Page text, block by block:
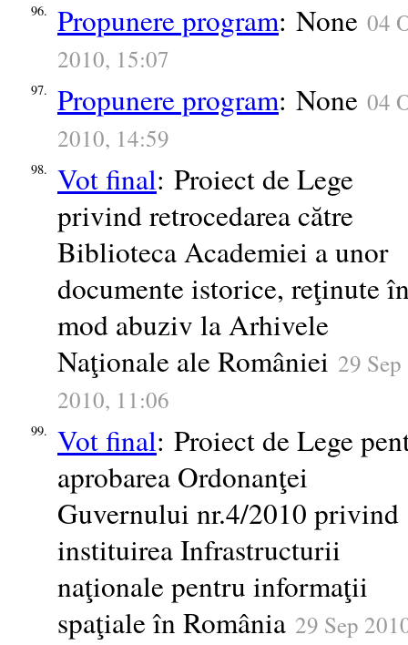
96. Propunere program: None 04
2010, 15:07
97. Propunere program: None 04
2010, 14:59
98. Vot final: Proiect de Lege
privind retrocedarea către
Biblioteca Academiei a unor
documente istorice, reţinute
mod abuziv la Arhivele
Naţionale ale României 29 Sep
2010, 11:06
99. Vot final: Proiect de Lege
aprobarea Ordonanţei
Guvernului nr.4/2010 privind
instituirea Infrastructurii
naţionale pentru informaţii
spaţiale în România 29 Sep